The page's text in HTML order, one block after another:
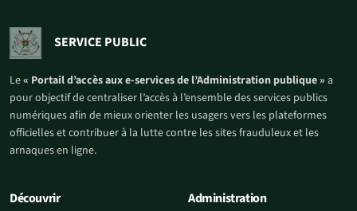
SERVICE PUBLIC
Le« Portail d’accès aux e-services de l’Administration publique » a
pour objectif de centraliser l’accès à l’ensemble des services publics
numériques afin de mieux orienter les usagers vers les plateformes
officielles et contribuer à la lutte contre les sites frauduleux et les
arnaques en ligne.
Découvrir Administration